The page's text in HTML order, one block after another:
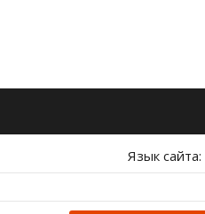
Язык сайта: